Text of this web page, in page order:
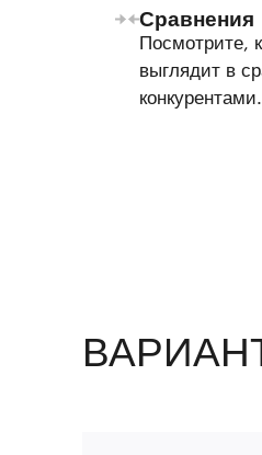
Сравнения
Посмотрите,
выглядит в
конкурентами.